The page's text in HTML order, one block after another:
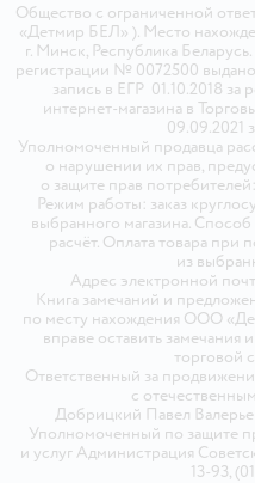
Общество с ограниченной
«Детмир БЕЛ» ). Место
г. Минск, Республика
регистрации № 0072500
запись в ЕГР 01.10.2018 за
интернет-магазина в
09.09.2021
Уполномоченный продавца
о нарушении их прав,
о защите прав
Режим работы: заказ
выбранного магазина.
расчёт. Оплата товара при
из
Адрес электронной
Книга замечаний и
по месту нахождения ООО
вправе оставить
торговой
Ответственный за
с
Добрицкий Павел
Уполномоченный по защите
и услуг Администрация
13-93,